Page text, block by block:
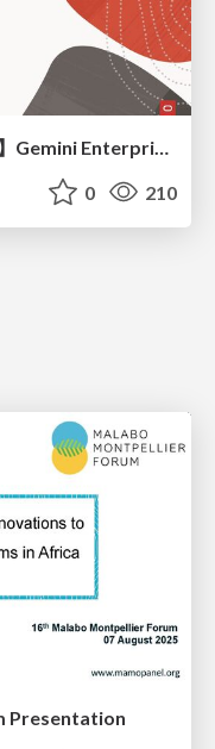
0 210
Presentation